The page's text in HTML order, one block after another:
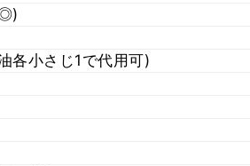
各小さじ1で代用可)